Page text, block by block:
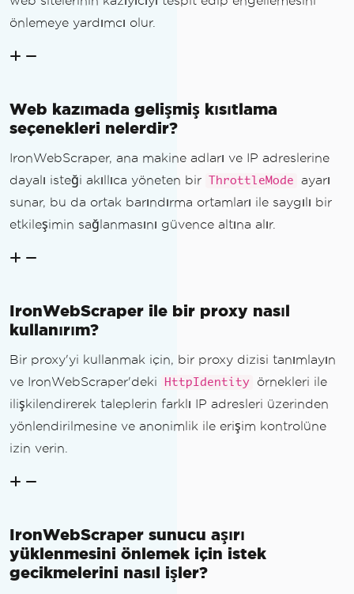
önlemeye yardımcı olur.
Web kazımada gelişmiş kısıtlama
seçenekleri nelerdir?
IronWebScraper, ana makine adları ve IP adreslerine
dayalı isteği akıllıca yöneten bir
ThrottleMode
ayarı
sunar, bu da ortak barındırma ortamları ile saygılı bir
etkileşimin sağlanmasını güvence altına alır.
IronWebScraper ile bir proxy nasıl
kullanırım?
Bir proxy'yi kullanmak için, bir proxy dizisi tanımlayın
ve IronWebScraper'deki
HttpIdentity
örnekleri ile
ilişkilendirerek taleplerin farklı IP adresleri üzerinden
yönlendirilmesine ve anonimlik ile erişim kontrolüne
izin verin.
IronWebScraper sunucu aşırı
yüklenmesini önlemek için istek
gecikmelerini nasıl işler?